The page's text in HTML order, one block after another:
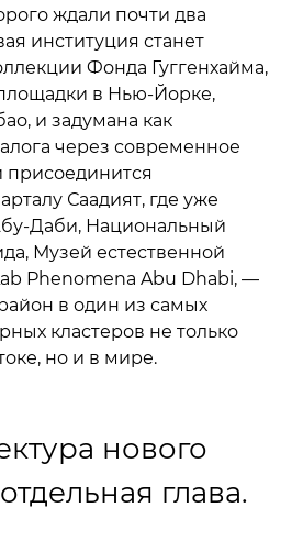
ждали почти два
институция станет
Фонда Гуггенхайма,
в Нью-Йорке,
и задумана как
через современное
присоединится
Саадият, где уже
Даби, Национальный
Музей естественной
Phenomena Abu Dhabi, —
в один из самых
кластеров не только
но и в мире.
нового
глава.